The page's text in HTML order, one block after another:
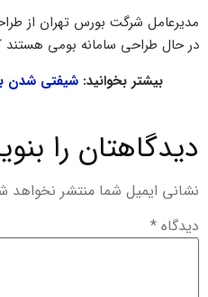
مدیرعامل شرگت بورس تهران از
در حال طراحی سامانه بومی هستند
بیشتر بخوانید: شیفتی شدن
دیدگاهتان را
نشانی ایمیل شما منتشر نخواهد
دیدگاه *